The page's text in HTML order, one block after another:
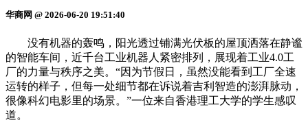
华商网 @ 2026-06-20 19:51:40
没有机器的轰鸣，阳光透过铺满光伏板的屋顶洒落在静谧
的智能车间，近千台工业机器人紧密排列，展现着工业4.0工
厂的力量与秩序之美。“因为节假日，虽然没能看到工厂全速
运转的样子，但每一处细节都在诉说着吉利智造的澎湃脉动，
很像科幻电影里的场景。”一位来自香港理工大学的学生感叹
道。